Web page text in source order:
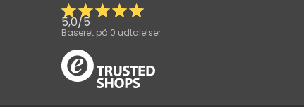
5,0/5
Baseret på 0 udtalelser